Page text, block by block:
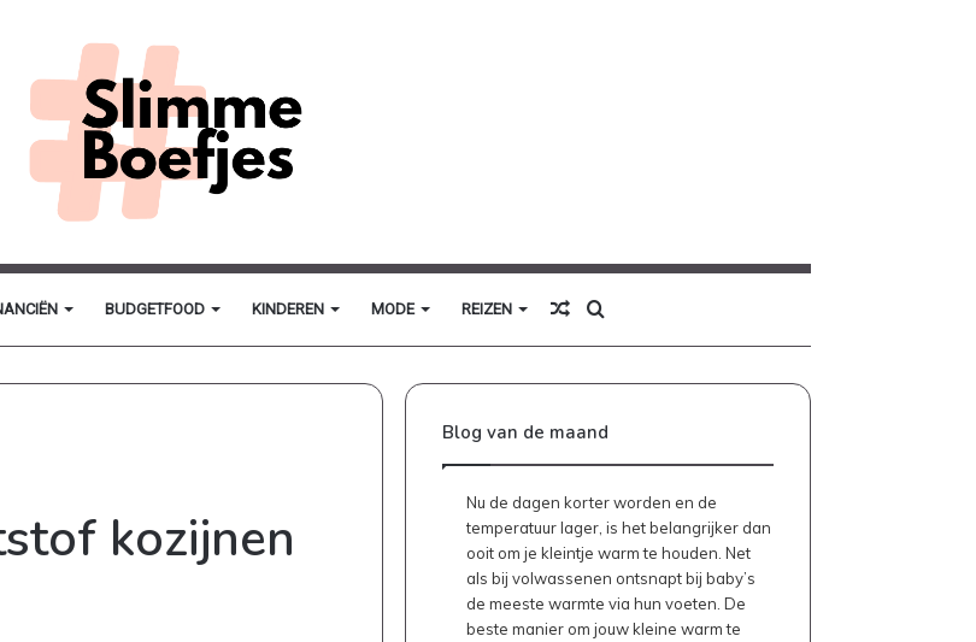
BUDGETFOOD KINDEREN MODE REIZEN
naar
Willekeurig
artikel
kozijnen
Blog van de maand
Nu de dagen korter worden en de
temperatuur lager, is het belangrijker dan
ooit om je kleintje warm te houden. Net
als bij volwassenen ontsnapt bij baby’s
de meeste warmte via hun voeten. De
beste manier om jouw kleine warm te